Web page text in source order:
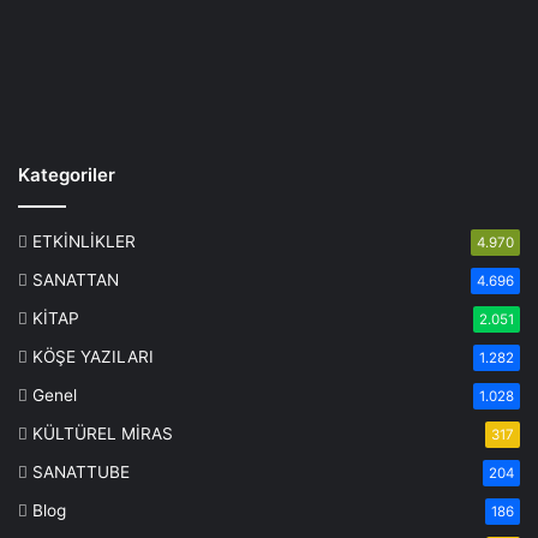
Kategoriler
ETKİNLİKLER 4.970
SANATTAN 4.696
KİTAP 2.051
KÖŞE YAZILARI 1.282
Genel 1.028
KÜLTÜREL MİRAS 317
SANATTUBE 204
Blog 186